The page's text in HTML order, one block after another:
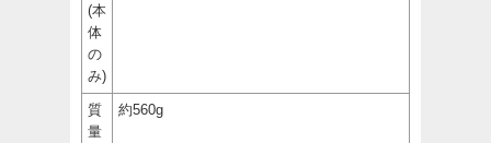
(本
体
の
み)
質
量
約560g